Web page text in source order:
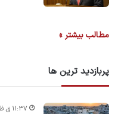
مطالب بیشتر »
پربازدید ترین ها
۱۱:۳۷ ق.ظ ۱۰ اسد ۱۴۰۵